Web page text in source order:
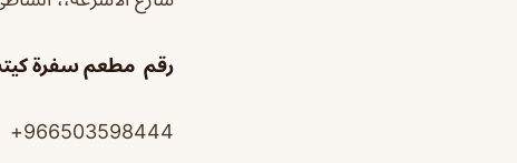
رقم مطعم سفرة
966503598444+